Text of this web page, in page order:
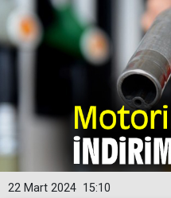
15:10
22 Mart 2024